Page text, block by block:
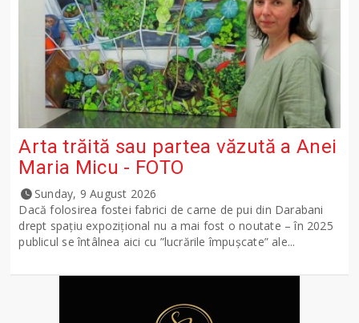
Arta trăită sau partea văzută a Anei
Maria Micu - FOTO
Sunday, 9 August 2026
Dacă folosirea fostei fabrici de carne de pui din Darabani
drept spațiu expozițional nu a mai fost o noutate – în 2025
publicul se întâlnea aici cu ”lucrările împușcate” ale...